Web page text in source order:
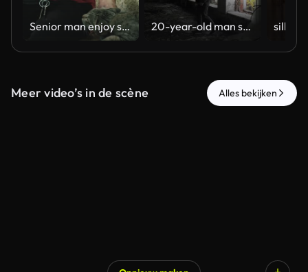
Senior man enjoy stroking a cat 20-year-old man studies the interior of an abandoned empty house, walks inside a dark room. an oppressive, disturbing atmosphere.
Meer video’s in de scène Alles bekijken